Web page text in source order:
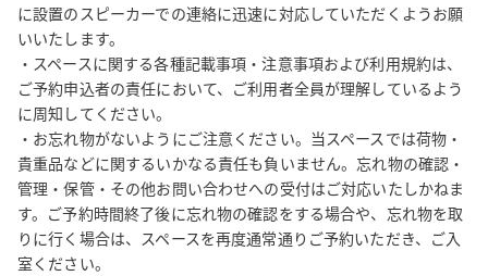
に設置のスピーカーでの連絡に迅速に対応していただくようお願
いいたします。
・スペースに関する各種記載事項・注意事項および利用規約は、
ご予約申込者の責任において、ご利用者全員が理解しているよう
に周知してください。
・お忘れ物がないようにご注意ください。当スペースでは荷物・
貴重品などに関するいかなる責任も負いません。忘れ物の確認・
管理・保管・その他お問い合わせへの受付はご対応いたしかねま
す。ご予約時間終了後に忘れ物の確認をする場合や、忘れ物を取
りに行く場合は、スペースを再度通常通りご予約いただき、ご入
室ください。